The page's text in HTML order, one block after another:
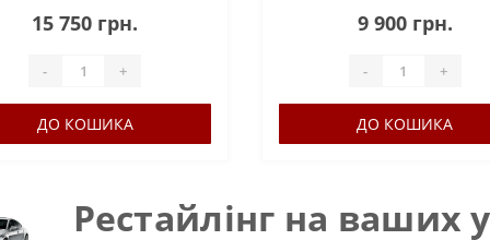
15 750 грн.
- +
ДО КОШИКА
9 900 грн.
- +
ДО КОШИКА
Рестайлінг на ваших